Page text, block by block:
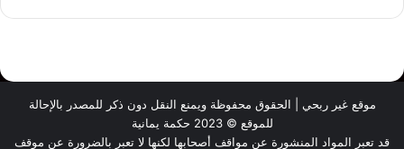
موقع غير ربحي | الحقوق محفوظة ويمنع النقل دون ذكر للمصدر بالإحالة
للموقع © 2023 حكمة يمانية
قد تعبر المواد المنشورة عن مواقف أصحابها لكنها لا تعبر بالضرورة عن موقف